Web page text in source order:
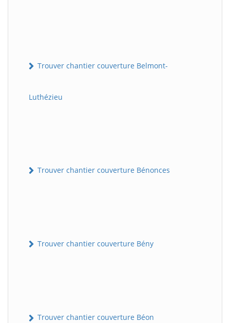
Trouver chantier couverture Belmont-
Luthézieu
Trouver chantier couverture Bénonces
Trouver chantier couverture Bény
Trouver chantier couverture Béon